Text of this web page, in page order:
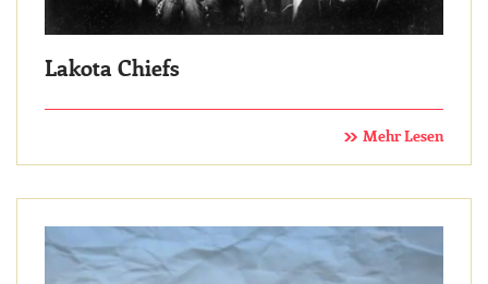
Lakota Chiefs
Mehr Lesen